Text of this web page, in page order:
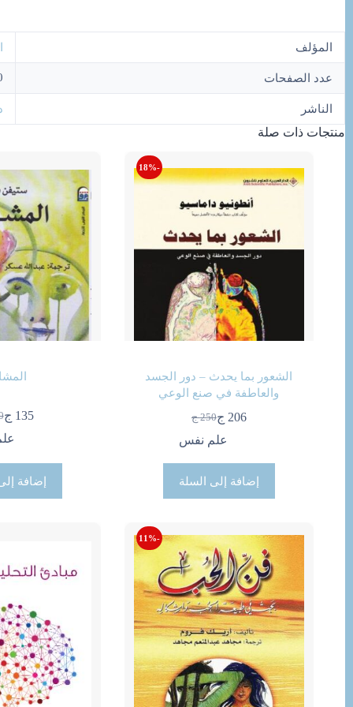
المؤلف
عدد الصفحات
الناشر
منتجات ذات صلة
-18%
الشعور بما يحدث – دور الجسد
والعاطفة في صنع الوعي
250 ج
السعر
الأصلي
206 جالسعر
الحالي
علم نفس
إضافة إلى السلة
135 ج
إضافة
-11%